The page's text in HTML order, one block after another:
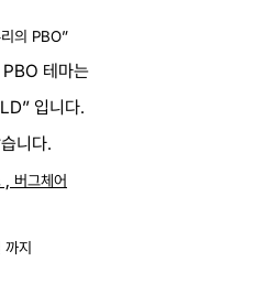
의 PBO”
테마는
입니다.
니다.
버그체어
지